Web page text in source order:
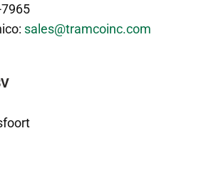
sales@tramcoinc.com